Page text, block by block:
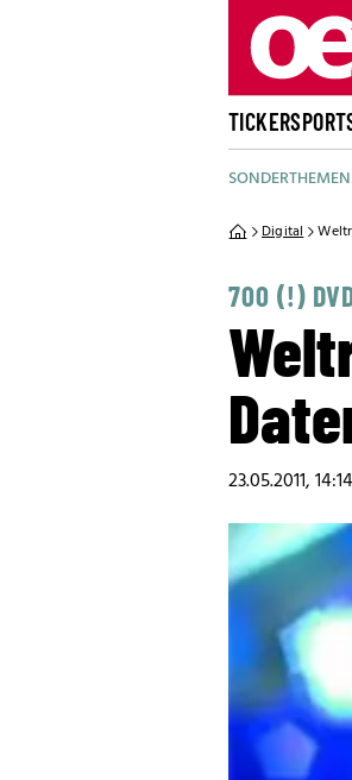
TICKERSPORT
Digital
700 (!)
23.05.2011, 14:14